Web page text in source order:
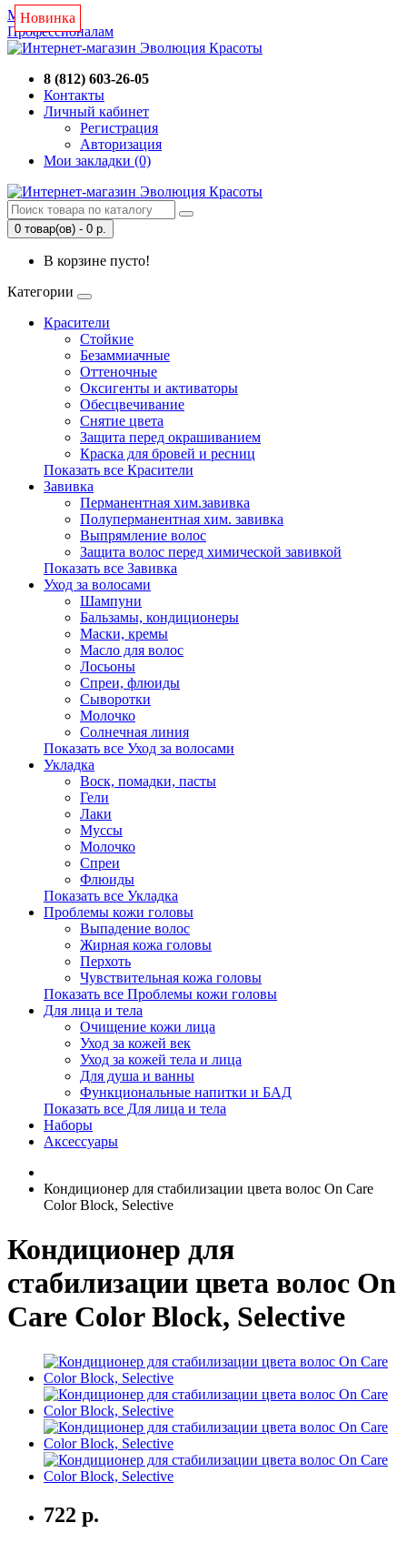
Магазин
Профессионалам
8 (812) 603-26-05
Контакты
Личный кабинет
Регистрация
Авторизация
Мои закладки (0)
0 товар(ов) - 0 р.
В корзине пусто!
Категории
Красители
Стойкие
Безаммиачные
Оттеночные
Оксигенты и активаторы
Обесцвечивание
Снятие цвета
Защита перед окрашиванием
Краска для бровей и ресниц
Показать все Красители
Завивка
Перманентная хим.завивка
Полуперманентная хим. завивка
Выпрямление волос
Защита волос перед химической завивкой
Показать все Завивка
Уход за волосами
Шампуни
Бальзамы, кондиционеры
Маски, кремы
Масло для волос
Лосьоны
Спреи, флюиды
Сыворотки
Молочко
Солнечная линия
Показать все Уход за волосами
Укладка
Воск, помадки, пасты
Гели
Лаки
Муссы
Молочко
Спреи
Флюиды
Показать все Укладка
Проблемы кожи головы
Выпадение волос
Жирная кожа головы
Перхоть
Чувствительная кожа головы
Показать все Проблемы кожи головы
Для лица и тела
Очищение кожи лица
Уход за кожей век
Уход за кожей тела и лица
Для душа и ванны
Функциональные напитки и БАД
Показать все Для лица и тела
Наборы
Аксессуары
Кондиционер для стабилизации цвета волос On Care
Color Block, Selective
Кондиционер для
стабилизации цвета волос On
Care Color Block, Selective
722 р.
Новинка
Новинка
Новинка